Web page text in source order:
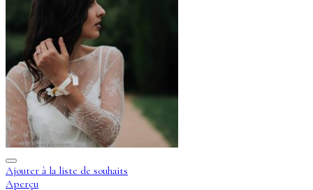
Ajouter à la liste de souhaits
Aperçu